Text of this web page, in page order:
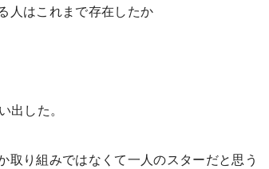
人はこれまで存在したか
した。
り組みではなくて一人のスターだと思う